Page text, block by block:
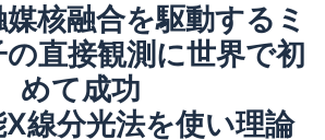
核融合を駆動するミ
直接観測に世界で初
めて成功
線分光法を使い理論